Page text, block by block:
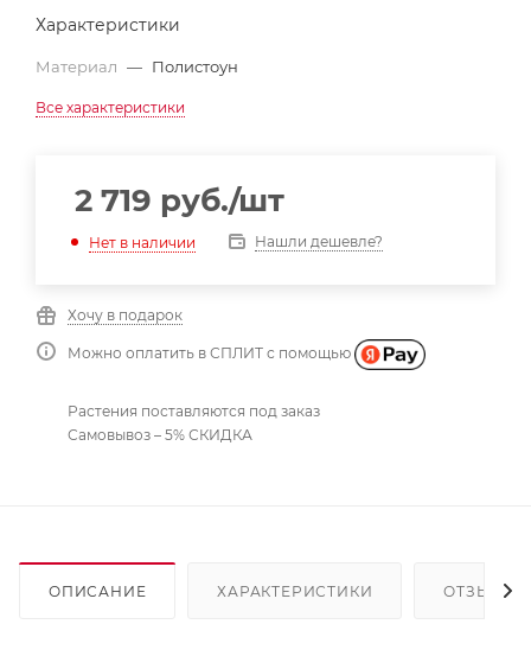
Характеристики
Материал — Полистоун
Все характеристики
2 719 руб./шт
Нет в наличии Нашли дешевле?
Хочу в подарок
Можно оплатить в СПЛИТ с помощью
Растения поставляются под заказ
Самовывоз – 5% СКИДКА
ОПИСАНИЕ ХАРАКТЕРИСТИКИ ОТЗЫВЫ